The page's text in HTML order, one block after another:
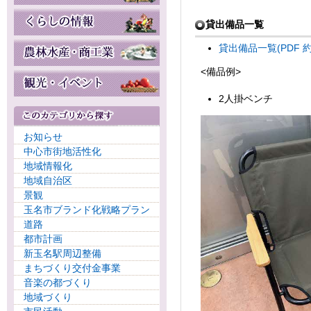
お知らせ
中心市街地活性化
地域情報化
地域自治区
景観
玉名市ブランド化戦略プラン
道路
都市計画
新玉名駅周辺整備
まちづくり交付金事業
音楽の都づくり
地域づくり
貸出備品一覧
貸出備品一覧(PDF
<備品例>
2人掛ベンチ